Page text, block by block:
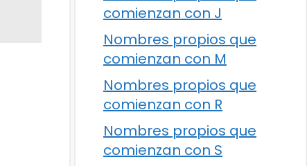
comienzan con J
Nombres propios que
comienzan con M
Nombres propios que
comienzan con R
Nombres propios que
comienzan con S